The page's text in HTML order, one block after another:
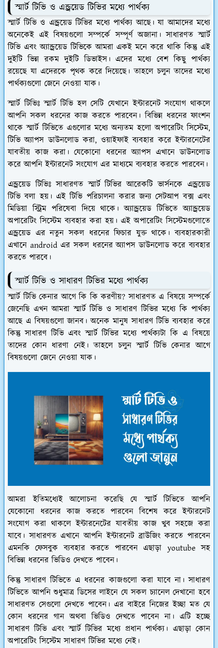
স্মার্ট টিভি ও এন্ড্রয়েড টিভির মধ্যে পার্থক্য
স্মার্ট টিভি ও এন্ড্রয়েড টিভির মধ্যে পার্থক্য আছে। যা আমাদের মধ্যে
অনেকেই এই বিষয়গুলো সম্পর্কে সম্পূর্ণ অজানা। সাধারণত স্মার্ট
টিভি এবং অ্যান্ড্রয়েড টিভিকে আমরা একই মনে করে থাকি কিন্তু এই
দুইটি ভিন্ন রকম দুইটি ডিভাইস। এদের মধ্যে বেশ কিছু পার্থক্য
রয়েছে যা এদেরকে পৃথক করে দিয়েছে। তাহলে চলুন তাদের মধ্যে
পার্থক্যগুলো জেনে নেওয়া যাক।
স্মার্ট টিভিঃ স্মার্ট টিভি হল সেটি যেখানে ইন্টারনেট সংযোগ থাকলে
আপনি সকল ধরনের কাজ করতে পারবেন। বিভিন্ন ধরনের ফাংশন
থাকে স্মার্ট টিভিতে এগুলোর মধ্যে অন্যতম হলো অপারেটিং সিস্টেম,
টিভি অ্যাপস ডাউনলোড করা, ওয়াইফাই ব্যবহার করে ইন্টারনেটের
যাবতীয় কাজ করা। যেকোনো ধরনের অ্যাপস এখানে ডাউনলোড
করে আপনি ইন্টারনেট সংযোগ এর মাধ্যমে ব্যবহার করতে পারবেন।
এন্ড্রয়েড টিভিঃ সাধারণত স্মার্ট টিভির আরেকটি ভার্সনকে এন্ড্রয়েড
টিভি বলা হয়। এই টিভি পরিচালনা করার জন্য সেটআপ বক্স এবং
মিডিয়া স্ট্রিম পরিষেবা দিয়ে থাকে। অ্যান্ড্রয়েড টিভিতে অ্যান্ড্রয়েড
অপারেটিং সিস্টেম ব্যবহার করা হয়। এই অপারেটিং সিস্টেমগুলোতে
এন্ড্রয়েড এর নতুন সকল ধরনের ফিচার যুক্ত থাকে। ব্যবহারকারী
এখানে android এর সকল ধরনের অ্যাপস ডাউনলোড করে ব্যবহার
করতে পারবে।
স্মার্ট টিভি ও সাধারণ টিভির মধ্যে পার্থক্য
স্মার্ট টিভি কেনার আগে কি কি করণীয়? সাধারণত এ বিষয়ে সম্পর্কে
জেনেছি এখন আমরা স্মার্ট টিভি ও সাধারণ টিভির মধ্যে কি পার্থক্য
আছে এ বিষয়গুলো জানব। অনেক মানুষ সাধারণ টিভি ব্যবহার করে
কিন্তু সাধারণ টিভি এবং স্মার্ট টিভির মধ্যে পার্থক্যটা কি এ বিষয়ে
তাদের কোন ধারণা নেই। তাহলে চলুন স্মার্ট টিভি কেনার আগে
বিষয়গুলো জেনে নেওয়া যাক।
আমরা ইতিমধ্যেই আলোচনা করেছি যে স্মার্ট টিভিতে আপনি
যেকোনো ধরনের কাজ করতে পারবেন বিশেষ করে ইন্টারনেট
সংযোগ করা থাকলে ইন্টারনেটের যাবতীয় কাজ খুব সহজে করা
যাবে। সাধারণত এখানে আপনি ইন্টারনেট ব্রাউজিং করতে পারবেন
এমনকি ফেসবুক ব্যবহার করতে পারবেন এছাড়া youtube সহ
বিভিন্ন ধরনের ভিডিও দেখতে পাবেন।
কিন্তু সাধারণ টিভিতে এ ধরনের কাজগুলো করা যাবে না। সাধারণ
টিভিতে আপনি শুধুমাত্র ডিসের লাইনে যে সকল চ্যানেল দেখানো হবে
সাধারণত সেগুলো দেখতে পাবেন। এর বাইরে নিজের ইচ্ছা মত যে
কোন ধরনের গান অথবা ভিডিও দেখতে পাবেন না। এটি হচ্ছে
সাধারণ টিভি এবং স্মার্ট টিভির মধ্যে প্রধান পার্থক্য। এছাড়া কোন
অপারেটিং সিস্টেম সাধারণ টিভির মধ্যে নেই।